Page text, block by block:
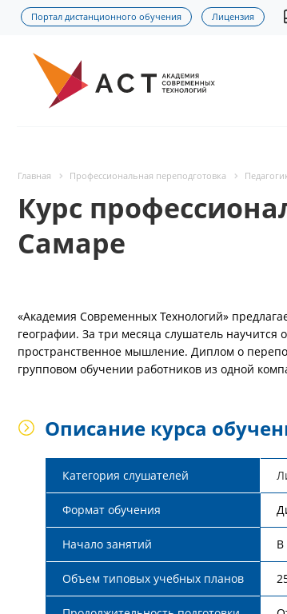
Портал дистанционного обучения Лицензия
Главная Профессиональная переподготовка
Курс
Самаре
«Академия Современных Технологий»
географии. За три месяца слушатель
пространственное мышление. Диплом о
групповом обучении работников из одной
Описание курса
Категория слушателей
Формат обучения
Начало занятий В
Объем типовых учебных планов